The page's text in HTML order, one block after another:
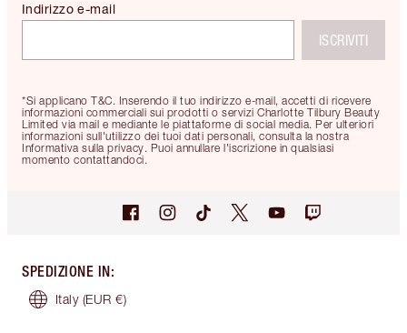
*Si applicano T&C. Inserendo il tuo indirizzo e-mail, accetti di ricevere
informazioni commerciali sui prodotti o servizi Charlotte Tilbury Beauty
Limited via mail e mediante le piattaforme di social media. Per ulteriori
informazioni sull'utilizzo dei tuoi dati personali, consulta la nostra
Informativa sulla privacy. Puoi annullare l'iscrizione in qualsiasi
momento contattandoci.
Indirizzo e-mail
ISCRIVITI
SPEDIZIONE IN :
Italy (EUR €)